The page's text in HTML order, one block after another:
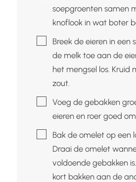
soepgroenten samen
knoflook in wat boter
▢Breek de eieren in een
de melk toe aan de
het mengsel los. Kruid
zout.
▢Voeg de gebakken
eieren en roer goed om.
▢Bak de omelet op een
Draai de omelet
voldoende gebakken
kort bakken aan de